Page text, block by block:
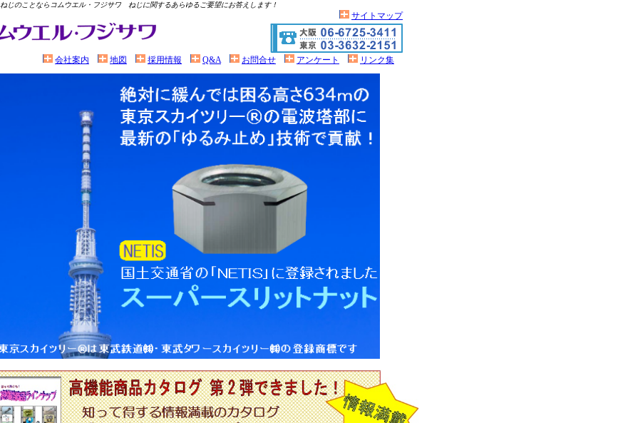
ねじのことならコムウエル・フジサワ ねじに関するあらゆるご要望にお答えします！
サイトマップ
会社案内 地図 採用情報 Q&A お問合せ アンケート リンク集